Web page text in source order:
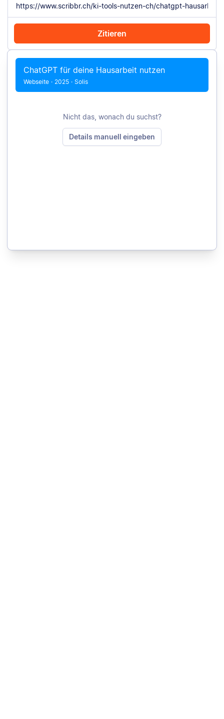
Zitieren
Mit Chrome zitieren Manuell zitieren
ChatGPT für deine Hausarbeit nutzen
Webseite · 2025 · Solis
Nicht das, wonach du suchst?
Details manuell eingeben